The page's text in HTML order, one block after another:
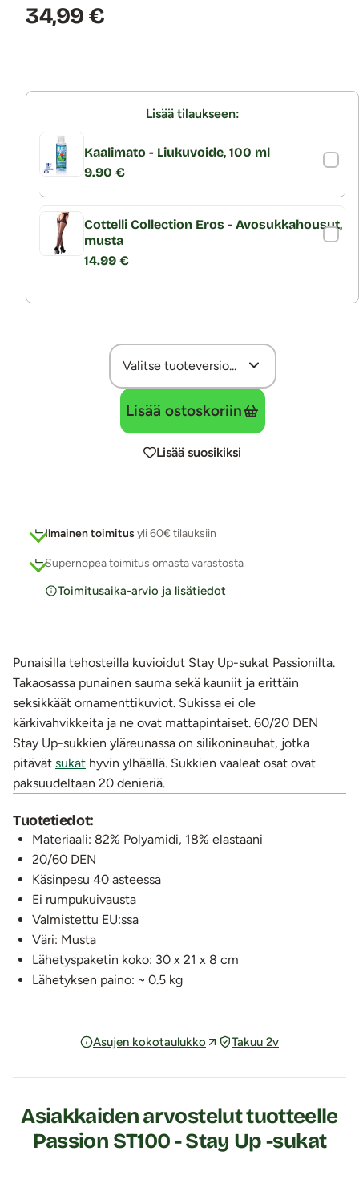
Hinta:
34,99 €
Lisää tilaukseen:
Kaalimato - Liukuvoide, 100 ml
9.90 €
Cottelli Collection Eros - Avosukkahousut,
musta
14.99 €
Lisää ostoskoriin
Lisää suosikiksi
Ilmainen toimitus yli 60€ tilauksiin
Supernopea toimitus omasta varastosta
Toimitusaika-arvio ja lisätiedot
Punaisilla tehosteilla kuvioidut Stay Up-sukat Passionilta.
Takaosassa punainen sauma sekä kauniit ja erittäin
seksikkäät ornamenttikuviot. Sukissa ei ole
kärkivahvikkeita ja ne ovat mattapintaiset. 60/20 DEN
Stay Up-sukkien yläreunassa on silikoninauhat, jotka
pitävät sukat hyvin ylhäällä. Sukkien vaaleat osat ovat
paksuudeltaan 20 denieriä.
Tuotetiedot:
Materiaali: 82% Polyamidi, 18% elastaani
20/60 DEN
Käsinpesu 40 asteessa
Ei rumpukuivausta
Valmistettu EU:ssa
Väri: Musta
Lähetyspaketin koko: 30 x 21 x 8 cm
Lähetyksen paino: ~ 0.5 kg
Asujen kokotaulukko Takuu 2v
Asiakkaiden arvostelut tuotteelle
Passion ST100 - Stay Up -sukat